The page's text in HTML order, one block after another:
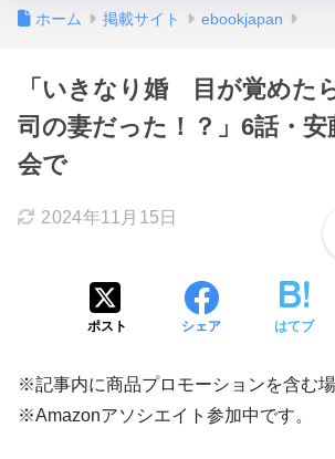
ホーム 掲載サイト ebookjapan
「いきなり婚 目が覚めた
司の妻だった！？」6話・安
会で
2024年11月15日
ポスト シェア はてブ
※記事内に商品プロモーションを含む
※Amazonアソシエイト参加中です。